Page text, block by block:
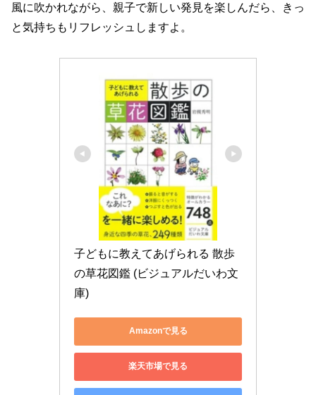
風に吹かれながら、親子で新しい発見を楽しんだら、きっ
と気持ちもリフレッシュしますよ。
子どもに教えてあげられる 散歩
の草花図鑑 (ビジュアルだいわ文
庫)
Amazonで見る
楽天市場で見る